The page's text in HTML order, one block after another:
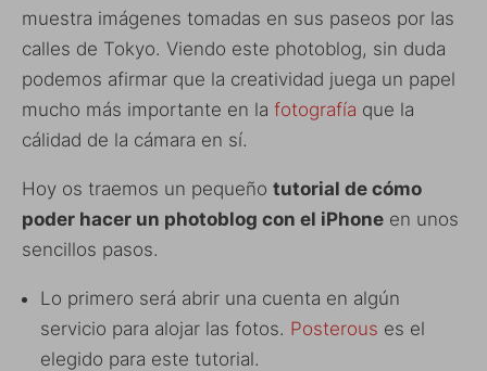
muestra imágenes tomadas en sus paseos por las
calles de Tokyo. Viendo este photoblog, sin duda
podemos afirmar que la creatividad juega un papel
mucho más importante en la fotografía que la
cálidad de la cámara en sí.
Hoy os traemos un pequeño tutorial de cómo
poder hacer un photoblog con el iPhone en unos
sencillos pasos.
Lo primero será abrir una cuenta en algún
servicio para alojar las fotos. Posterous es el
elegido para este tutorial.